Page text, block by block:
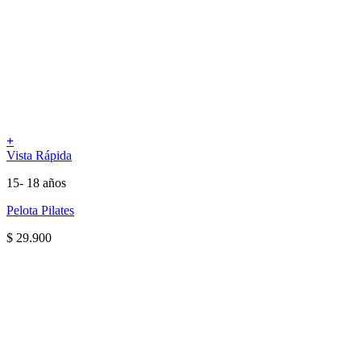
+
Vista Rápida
15- 18 años
Pelota Pilates
$ 29.900